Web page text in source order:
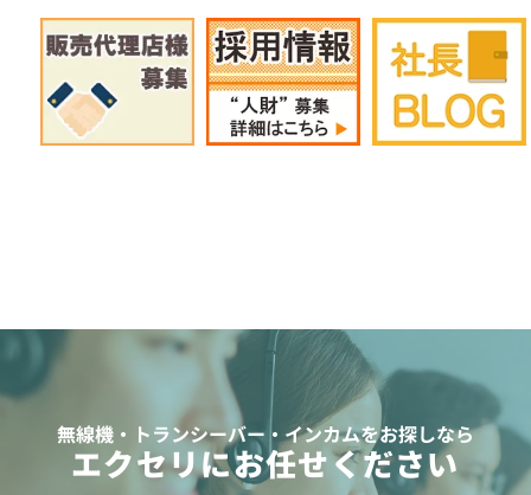
無線機・トランシーバー・インカムをお探しなら
エクセリにお任せください